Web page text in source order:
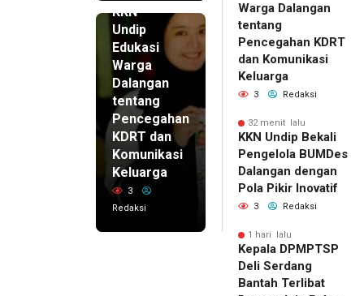
KKN
Undip
Edukasi
Warga
Dalangan
tentang
Pencegahan
KDRT dan
Komunikasi
Keluarga
3
Redaksi
Warga Dalangan
tentang
Pencegahan KDRT
dan Komunikasi
Keluarga
3 Redaksi
32 menit lalu
KKN Undip Bekali
Pengelola BUMDes
Dalangan dengan
Pola Pikir Inovatif
3 Redaksi
1 hari lalu
Kepala DPMPTSP
Deli Serdang
Bantah Terlibat